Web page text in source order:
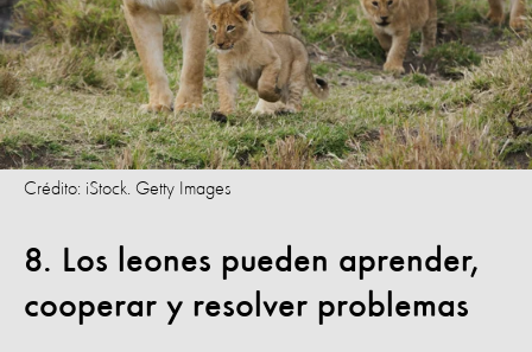
Crédito: iStock. Getty Images
8. Los leones pueden aprender,
cooperar y resolver problemas